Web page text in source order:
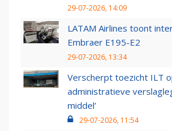
29-07-2026, 14:09
LATAM Airlines toont
Embraer E195-E2
29-07-2026, 13:34
Verscherpt toezicht ILT
administratieve
middel’
29-07-2026, 11:54